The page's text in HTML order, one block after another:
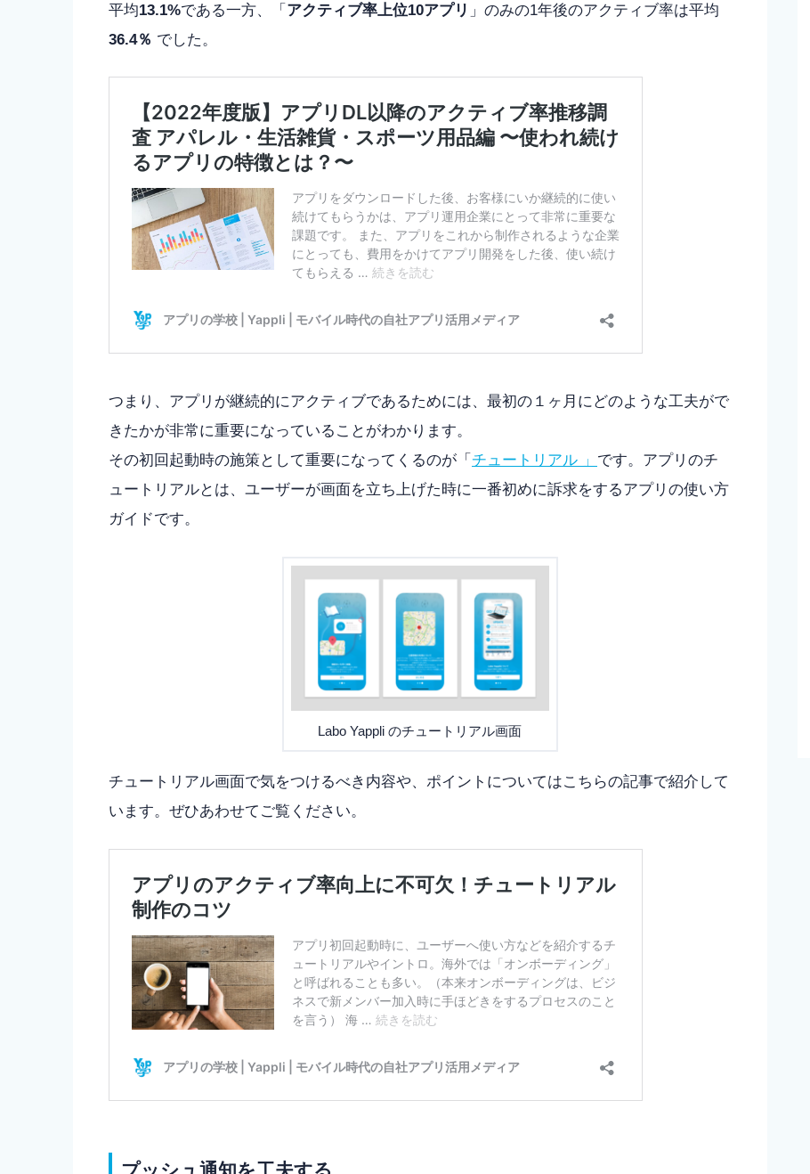
平均13.1%である一方、「 アクティブ率上位10アプリ 」のみの1年後のアクティブ率は平均
36.4％ でした。
つまり、アプリが継続的にアクティブであるためには、最初の１ヶ月にどのような工夫がで
きたかが非常に重要になっていることがわかります。
その初回起動時の施策として重要になってくるのが「 チュートリアル 」 です。アプリのチ
ュートリアルとは、ユーザーが画面を立ち上げた時に一番初めに訴求をするアプリの使い方
ガイドです。
Labo Yappli のチュートリアル画面
チュートリアル画面で気をつけるべき内容や、ポイントについてはこちらの記事で紹介して
います。ぜひあわせてご覧ください。